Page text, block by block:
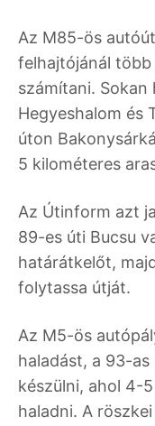
Az M85-ös
felhajtójánál
számítani. Sokan
Hegyeshalom és
úton
5 kilométeres
Az Útinform azt
89-es úti Bucsu
határátkelőt,
folytassa útját.
Az M5-ös
haladást, a 93-
készülni, ahol 4-
haladni. A